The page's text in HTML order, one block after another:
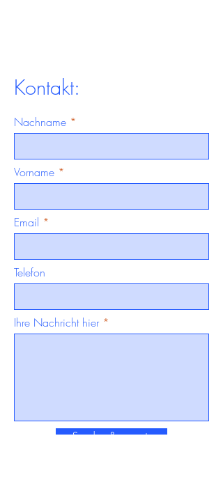
Kontakt:
Nachname
Vorname
Email
Telefon
Ihre Nachricht hier
Senden &amp;gt;